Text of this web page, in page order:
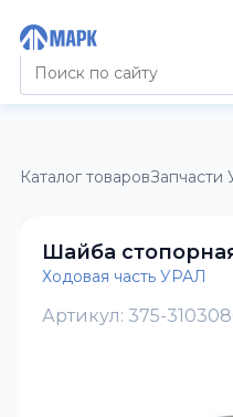
Каталог товаров
Шайба
Ходовая часть УРАЛ
Артикул: 375-